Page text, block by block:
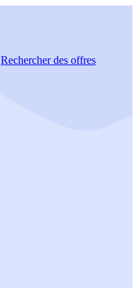
Rechercherdes offres